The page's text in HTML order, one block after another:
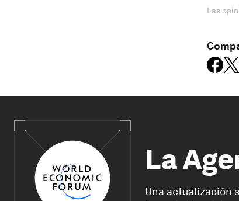
Las
La
Una actualización